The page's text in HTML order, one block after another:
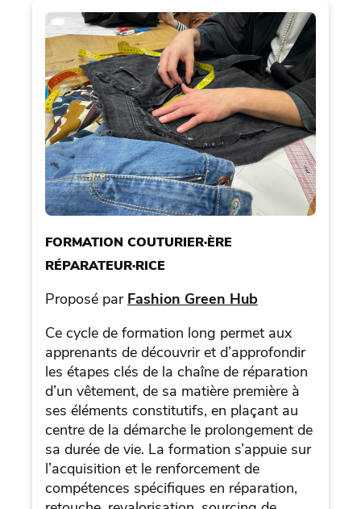
FORMATION COUTURIER·ÈRE
RÉPARATEUR·RICE
Proposé par Fashion Green Hub
Ce cycle de formation long permet aux
apprenants de découvrir et d’approfondir
les étapes clés de la chaîne de réparation
d’un vêtement, de sa matière première à
ses éléments constitutifs, en plaçant au
centre de la démarche le prolongement de
sa durée de vie. La formation s’appuie sur
l’acquisition et le renforcement de
compétences spécifiques en réparation,